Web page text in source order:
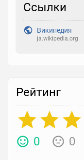
Рейтинг
Выберите рейтинг
Ссылки
Википедия
ja.wikipedia.org
Рейтинг
0 0